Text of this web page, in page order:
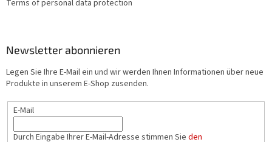
Terms of personal data protection
Newsletter abonnieren
Legen Sie Ihre E-Mail ein und wir werden Ihnen Informationen über neue
Produkte in unserem E-Shop zusenden.
E-Mail
Durch Eingabe Ihrer E-Mail-Adresse stimmen Sie den